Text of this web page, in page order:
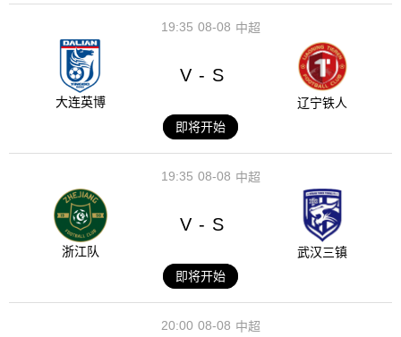
08-08
19:35 中超
大连英博
V - S
辽宁铁人
即将开始
08-08
19:35 中超
浙江队
V - S
武汉三镇
即将开始
08-08
20:00 中超